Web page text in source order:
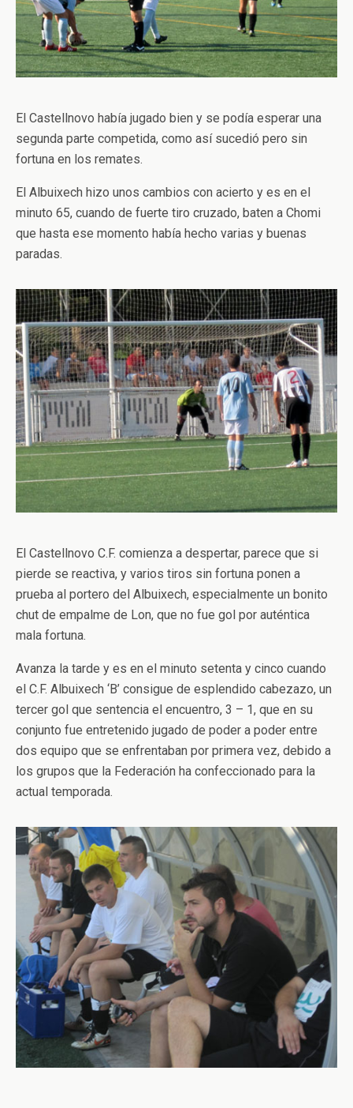
El Castellnovo había jugado bien y se podía esperar una
segunda parte competida, como así sucedió pero sin
fortuna en los remates.
El Albuixech hizo unos cambios con acierto y es en el
minuto 65, cuando de fuerte tiro cruzado, baten a Chomi
que hasta ese momento había hecho varias y buenas
paradas.
El Castellnovo C.F. comienza a despertar, parece que si
pierde se reactiva, y varios tiros sin fortuna ponen a
prueba al portero del Albuixech, especialmente un bonito
chut de empalme de Lon, que no fue gol por auténtica
mala fortuna.
Avanza la tarde y es en el minuto setenta y cinco cuando
el C.F. Albuixech ‘B’ consigue de esplendido cabezazo, un
tercer gol que sentencia el encuentro, 3 – 1, que en su
conjunto fue entretenido jugado de poder a poder entre
dos equipo que se enfrentaban por primera vez, debido a
los grupos que la Federación ha confeccionado para la
actual temporada.